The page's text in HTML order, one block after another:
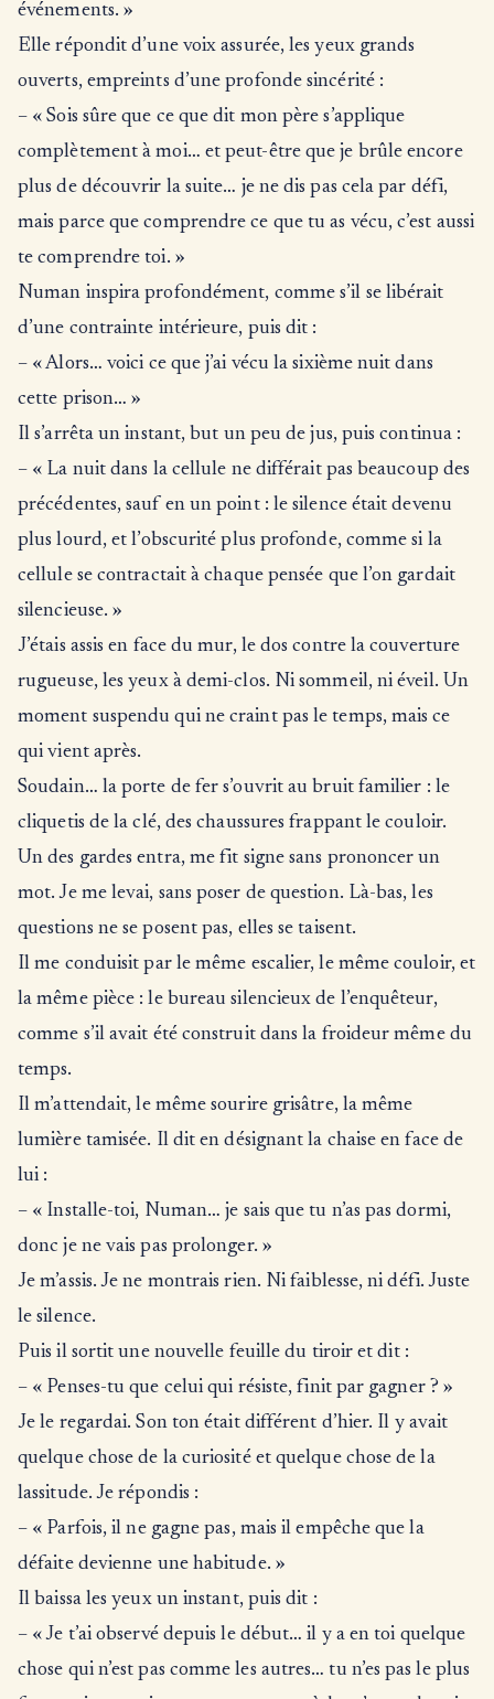
événements. »
Elle répondit d’une voix assurée, les yeux grands
ouverts, empreints d’une profonde sincérité :
– « Sois sûre que ce que dit mon père s’applique
complètement à moi… et peut-être que je brûle encore
plus de découvrir la suite… je ne dis pas cela par défi,
mais parce que comprendre ce que tu as vécu, c’est aussi
te comprendre toi. »
Numan inspira profondément, comme s’il se libérait
d’une contrainte intérieure, puis dit :
– « Alors… voici ce que j’ai vécu la sixième nuit dans
cette prison… »
Il s’arrêta un instant, but un peu de jus, puis continua :
– « La nuit dans la cellule ne différait pas beaucoup des
précédentes, sauf en un point : le silence était devenu
plus lourd, et l’obscurité plus profonde, comme si la
cellule se contractait à chaque pensée que l’on gardait
silencieuse. »
J’étais assis en face du mur, le dos contre la couverture
rugueuse, les yeux à demi-clos. Ni sommeil, ni éveil. Un
moment suspendu qui ne craint pas le temps, mais ce
qui vient après.
Soudain… la porte de fer s’ouvrit au bruit familier : le
cliquetis de la clé, des chaussures frappant le couloir.
Un des gardes entra, me fit signe sans prononcer un
mot. Je me levai, sans poser de question. Là-bas, les
questions ne se posent pas, elles se taisent.
Il me conduisit par le même escalier, le même couloir, et
la même pièce : le bureau silencieux de l’enquêteur,
comme s’il avait été construit dans la froideur même du
temps.
Il m’attendait, le même sourire grisâtre, la même
lumière tamisée. Il dit en désignant la chaise en face de
lui :
– « Installe-toi, Numan… je sais que tu n’as pas dormi,
donc je ne vais pas prolonger. »
Je m’assis. Je ne montrais rien. Ni faiblesse, ni défi. Juste
le silence.
Puis il sortit une nouvelle feuille du tiroir et dit :
– « Penses-tu que celui qui résiste, finit par gagner ? »
Je le regardai. Son ton était différent d’hier. Il y avait
quelque chose de la curiosité et quelque chose de la
lassitude. Je répondis :
– « Parfois, il ne gagne pas, mais il empêche que la
défaite devienne une habitude. »
Il baissa les yeux un instant, puis dit :
– « Je t’ai observé depuis le début… il y a en toi quelque
chose qui n’est pas comme les autres… tu n’es pas le plus